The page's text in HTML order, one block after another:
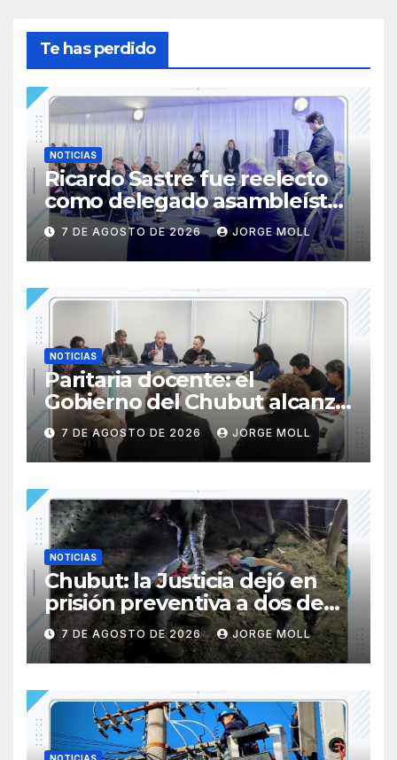
Te has perdido
NOTICIAS
Ricardo Sastre fue reelecto
como delegado asambleísta
de la Primera Nacional en
AFA
7 DE AGOSTO DE 2026 JORGE MOLL
NOTICIAS
Paritaria docente: el
Gobierno del Chubut alcanzó
un acuerdo salarial con los
gremios del sector
7 DE AGOSTO DE 2026 JORGE MOLL
NOTICIAS
Chubut: la Justicia dejó en
prisión preventiva a dos de
los tres individuos
sorprendidos con un dron
mientras robaban ovinos
7 DE AGOSTO DE 2026 JORGE MOLL